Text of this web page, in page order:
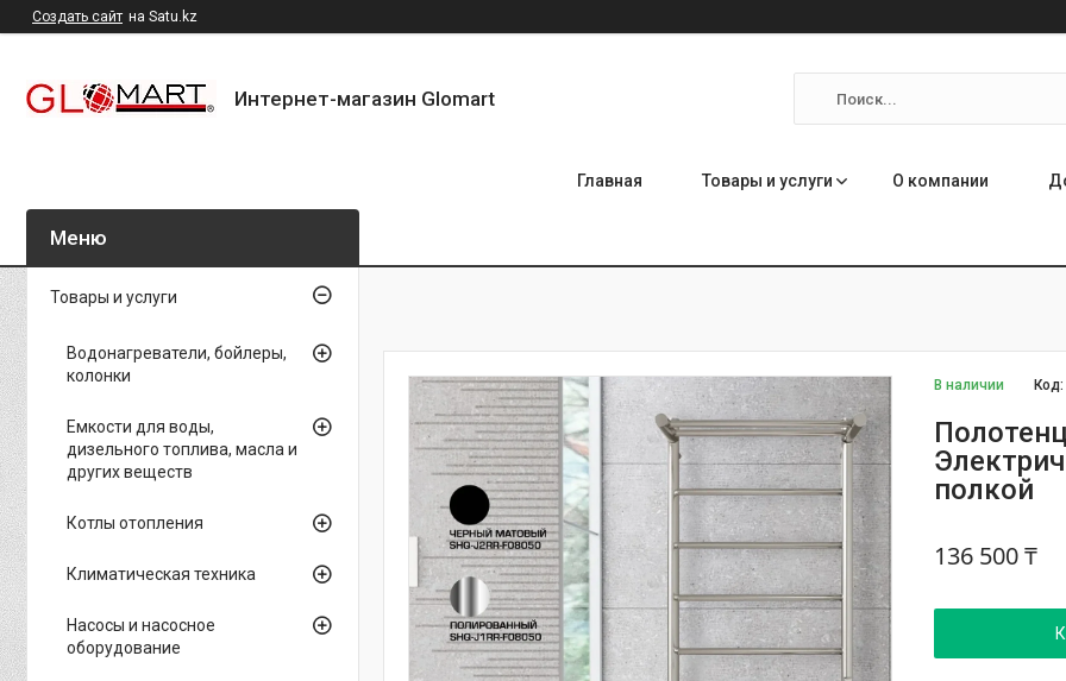
Создать сайт на Satu.kz
Интернет-магазин Glomart
Главная Товары и услуги О компании
В наличии
полкой
136 500 ₸
Товары и услуги
Водонагреватели, бойлеры,
колонки
Емкости для воды,
дизельного топлива, масла и
других веществ
Котлы отопления
Климатическая техника
Насосы и насосное
оборудование